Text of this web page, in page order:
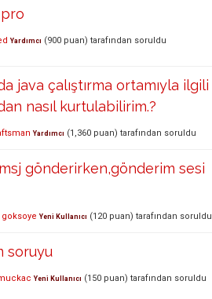
Yardımcı (900 puan) tarafından soruldu
java çalıştırma ortamıyla ilgili
nasıl kurtulabilirim.?
Yardımcı (1,360 puan) tarafından soruldu
gönderirken,gönderim sesi
goksoye Yeni Kullanıcı (120 puan) tarafından soruldu
soruyu
Yeni Kullanıcı (150 puan) tarafından soruldu